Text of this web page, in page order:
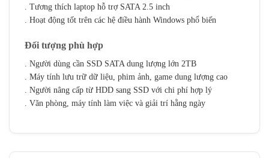
. Tương thích laptop hỗ trợ SATA 2.5 inch
. Hoạt động tốt trên các hệ điều hành Windows phổ biến
Đối tượng phù hợp
. Người dùng cần SSD SATA dung lượng lớn 2TB
. Máy tính lưu trữ dữ liệu, phim ảnh, game dung lượng cao
. Người nâng cấp từ HDD sang SSD với chi phí hợp lý
. Văn phòng, máy tính làm việc và giải trí hằng ngày